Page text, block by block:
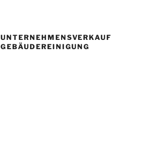
UNTERNEHMENSVERKAUF
GEBÄUDEREINIGUNG